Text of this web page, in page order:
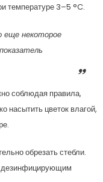
температуре 3–5 °C.
еще некоторое
соблюдая правила,
насытить цветок влагой,
обрезать стебли.
дезинфицирующим